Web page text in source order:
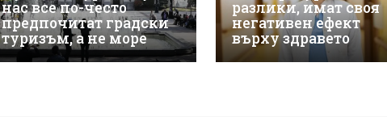
нас все по-често
предпочитат градски
туризъм, а не море
разлики, имат своя
негативен ефект
върху здравето